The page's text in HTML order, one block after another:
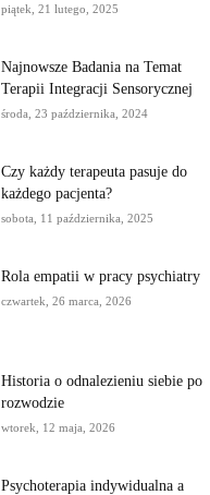
piątek, 21 lutego, 2025
Najnowsze Badania na Temat
Terapii Integracji Sensorycznej
środa, 23 października, 2024
Czy każdy terapeuta pasuje do
każdego pacjenta?
sobota, 11 października, 2025
Rola empatii w pracy psychiatry
czwartek, 26 marca, 2026
Historia o odnalezieniu siebie po
rozwodzie
wtorek, 12 maja, 2026
Psychoterapia indywidualna a